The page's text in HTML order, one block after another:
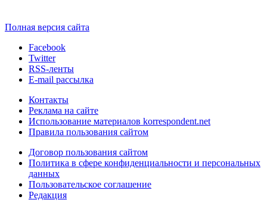
Полная версия сайта
Facebook
Twitter
RSS-ленты
E-mail рассылка
Контакты
Реклама на сайте
Использование материалов korrespondent.net
Правила пользования сайтом
Договор пользования сайтом
Политика в сфере конфиденциальности и персональных
данных
Пользовательское соглашение
Редакция